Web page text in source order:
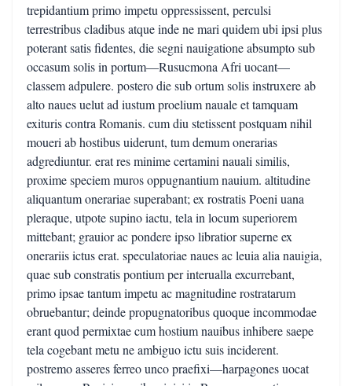
trepidantium primo impetu oppressissent, perculsi
terrestribus cladibus atque inde ne mari quidem ubi ipsi plus
poterant satis fidentes, die segni nauigatione absumpto sub
occasum solis in portum—Rusucmona Afri uocant—
classem adpulere. postero die sub ortum solis instruxere ab
alto naues uelut ad iustum proelium nauale et tamquam
exituris contra Romanis. cum diu stetissent postquam nihil
moueri ab hostibus uiderunt, tum demum onerarias
adgrediuntur. erat res minime certamini nauali similis,
proxime speciem muros oppugnantium nauium. altitudine
aliquantum onerariae superabant; ex rostratis Poeni uana
pleraque, utpote supino iactu, tela in locum superiorem
mittebant; grauior ac pondere ipso libratior superne ex
onerariis ictus erat. speculatoriae naues ac leuia alia nauigia,
quae sub constratis pontium per interualla excurrebant,
primo ipsae tantum impetu ac magnitudine rostratarum
obruebantur; deinde propugnatoribus quoque incommodae
erant quod permixtae cum hostium nauibus inhibere saepe
tela cogebant metu ne ambiguo ictu suis inciderent.
postremo asseres ferreo unco praefixi—harpagones uocat